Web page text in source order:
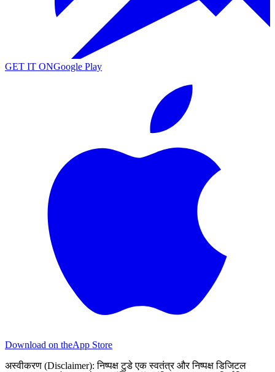
GET IT ONGoogle Play
Download on theApp Store
अस्वीकरण (Disclaimer): निष्पक्ष टुडे एक स्वतंत्र और निष्पक्ष डिजिटल